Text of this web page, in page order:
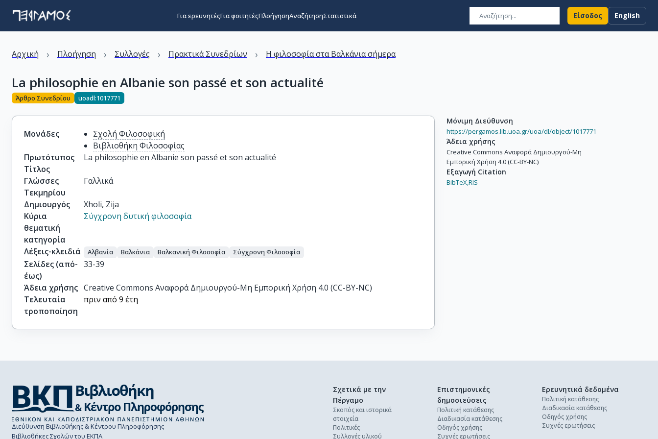
Για ερευνητέςΓια φοιτητέςΠλοήγησηΑναζήτησηΣτατιστικά Είσοδος English
Αρχική › Πλοήγηση › Συλλογές › Πρακτικά Συνεδρίων › Η φιλοσοφία στα Βαλκάνια σήμερα
La philosophie en Albanie son passé et son actualité
Άρθρο Συνεδρίου uoadl:1017771
Μονάδες
Σχολή Φιλοσοφική
Βιβλιοθήκη Φιλοσοφίας
Πρωτότυπος
Τίτλος
La philosophie en Albanie son passé et son actualité
Γλώσσες
Τεκμηρίου
Γαλλικά
Δημιουργός
Xholi, Zija
Κύρια
θεματική
κατηγορία
Σύγχρονη δυτική φιλοσοφία
Λέξεις-κλειδιά Αλβανία Βαλκάνια Βαλκανική Φιλοσοφία Σύγχρονη Φιλοσοφία
Σελίδες (από-
έως)
33-39
Άδεια χρήσης Creative Commons Αναφορά Δημιουργού-Μη Εμπορική Χρήση 4.0 (CC-BY-NC)
Τελευταία
τροποποίηση
πριν από 9 έτη
Μόνιμη Διεύθυνση
https://pergamos.lib.uoa.gr/uoa/dl/object/1017771
Άδεια χρήσης
Creative Commons Αναφορά Δημιουργού-Μη
Εμπορική Χρήση 4.0 (CC-BY-NC)
Εξαγωγή Citation
BibTeX,RIS
Διεύθυνση Βιβλιοθήκης & Κέντρου Πληροφόρησης
Βιβλιοθήκες Σχολών του ΕΚΠΑ
Σχετικά με την
Πέργαμο
Σκοπός και ιστορικά
στοιχεία
Πολιτικές
Συλλογές υλικού
Επιστημονικές
δημοσιεύσεις
Πολιτική κατάθεσης
Διαδικασία κατάθεσης
Οδηγός χρήσης
Συχνές ερωτήσεις
Ερευνητικά δεδομένα
Πολιτική κατάθεσης
Διαδικασία κατάθεσης
Οδηγός χρήσης
Συχνές ερωτήσεις